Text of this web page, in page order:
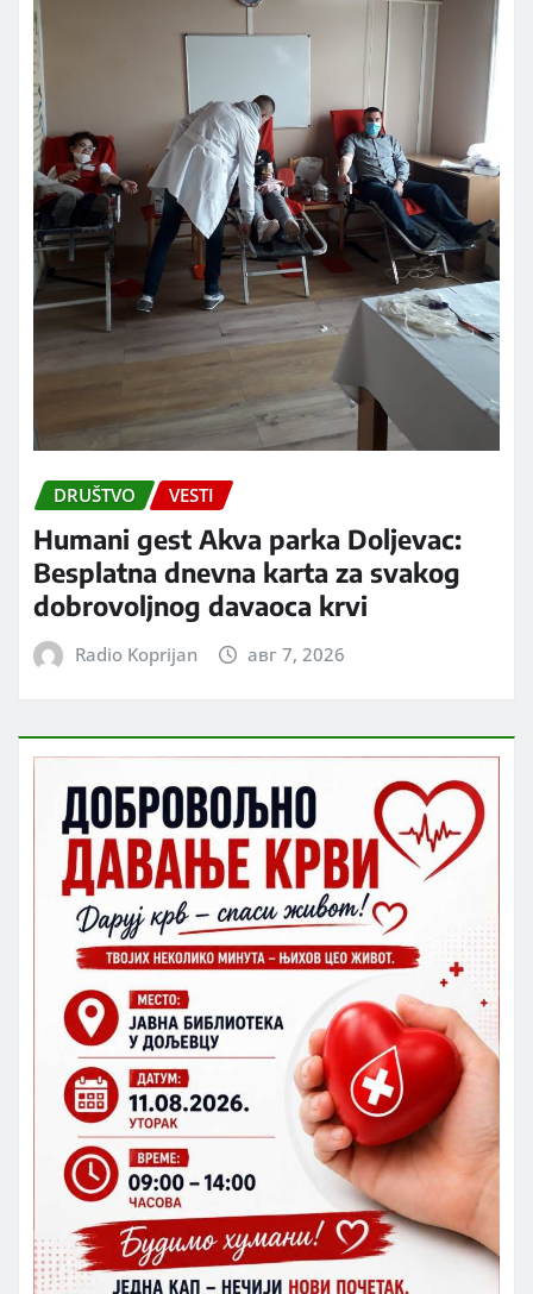
DRUŠTVO VESTI
Humani gest Akva parka Doljevac:
Besplatna dnevna karta za svakog
dobrovoljnog davaoca krvi
Radio Koprijan авг 7, 2026